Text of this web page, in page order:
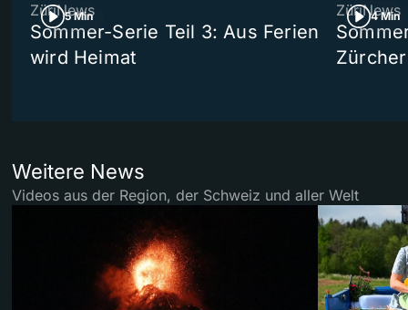
5 Min
ZüriNews
Sommer-Serie Teil 3: Aus Ferien
wird Heimat
4 Min
ZüriNews
Weitere News
Videos aus der Region, der Schweiz und aller Welt